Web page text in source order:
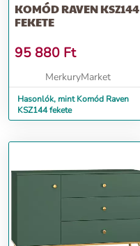
KOMÓD RAVEN KSZ144
FEKETE
95 880 Ft
MerkuryMarket
Hasonlók, mint Komód Raven
KSZ144 fekete